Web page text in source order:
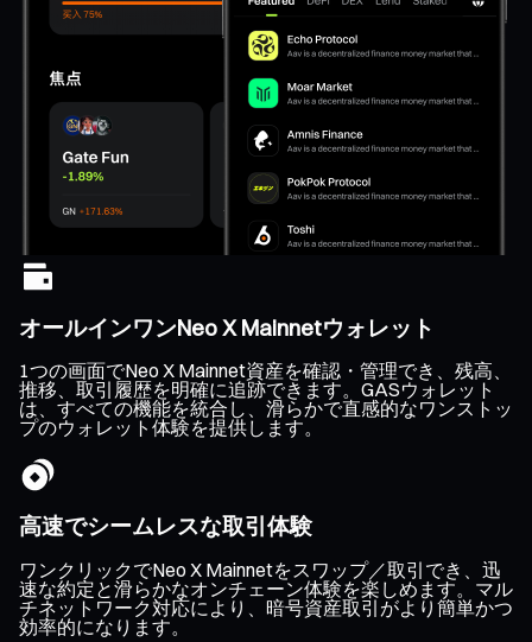
オールインワンNeo X Mainnetウォレット
1つの画面でNeo X Mainnet資産を確認・管理でき、残高、
推移、取引履歴を明確に追跡できます。GASウォレット
は、すべての機能を統合し、滑らかで直感的なワンストッ
プのウォレット体験を提供します。
高速でシームレスな取引体験
ワンクリックでNeo X Mainnetをスワップ／取引でき、迅
速な約定と滑らかなオンチェーン体験を楽しめます。マル
チネットワーク対応により、暗号資産取引がより簡単かつ
効率的になります。